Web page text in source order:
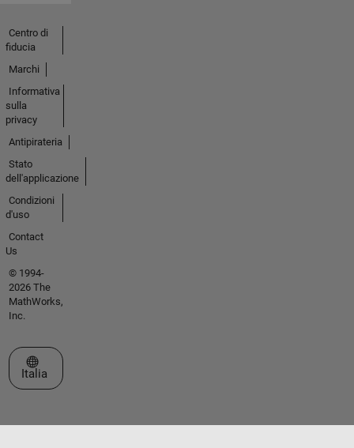
Centro di
fiducia
Marchi
Informativa
sulla
privacy
Antipirateria
Stato
dell'applicazione
Condizioni
d'uso
Contact
Us
© 1994-
2026 The
MathWorks,
Inc.
Seleziona un sito web
Italia